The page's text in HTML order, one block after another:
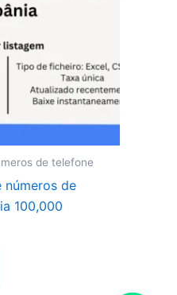
de telefone
números de
100,000